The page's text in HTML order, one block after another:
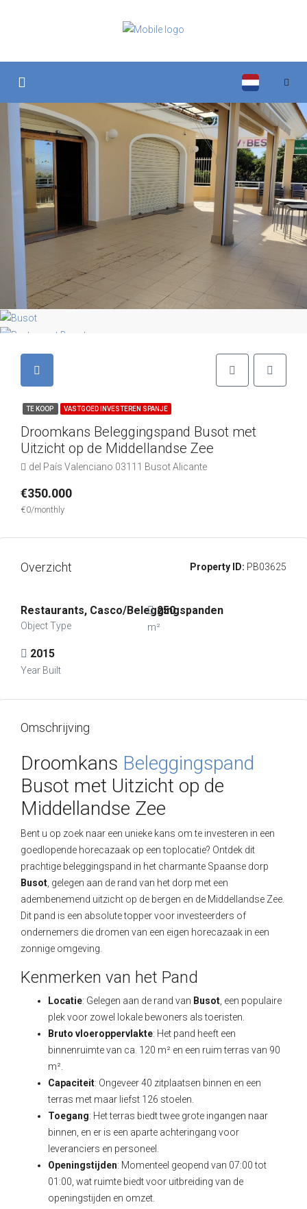
TE KOOP VASTGOED INVESTEREN SPANJE
Droomkans Beleggingspand Busot met
Uitzicht op de Middellandse Zee
del País Valenciano 03111 Busot Alicante
€350.000
€0/monthly
Overzicht Property ID: PB03625
Restaurants, Casco/Beleggingspanden
Object Type
250
m²
2015
Year Built
Omschrijving
Droomkans Beleggingspand
Busot met Uitzicht op de
Middellandse Zee
Bent u op zoek naar een unieke kans om te investeren in een
goedlopende horecazaak op een toplocatie? Ontdek dit
prachtige beleggingspand in het charmante Spaanse dorp
Busot , gelegen aan de rand van het dorp met een
adembenemend uitzicht op de bergen en de Middellandse Zee.
Dit pand is een absolute topper voor investeerders of
ondernemers die dromen van een eigen horecazaak in een
zonnige omgeving.
Kenmerken van het Pand
Locatie: Gelegen aan de rand van Busot , een populaire
plek voor zowel lokale bewoners als toeristen.
Bruto vloeroppervlakte: Het pand heeft een
binnenruimte van ca. 120 m² en een ruim terras van 90
m².
Capaciteit: Ongeveer 40 zitplaatsen binnen en een
terras met maar liefst 126 stoelen.
Toegang: Het terras biedt twee grote ingangen naar
binnen, en er is een aparte achteringang voor
leveranciers en personeel.
Openingstijden: Momenteel geopend van 07:00 tot
01:00, wat ruimte biedt voor uitbreiding van de
openingstijden en omzet.